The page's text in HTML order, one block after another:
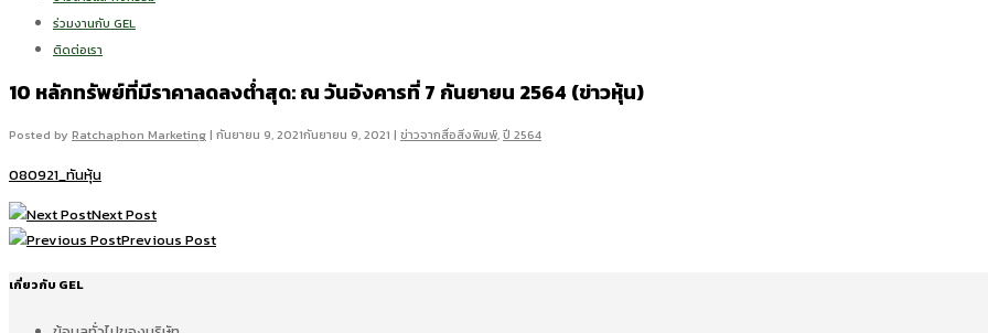
ร่วมงานกับ GEL
ติดต่อเรา
10 หลักทรัพย์ที่มีราคาลดลงต่ำสุด: ณ วันอังคารที่ 7 กันยายน 2564 (ข่าวหุ้น)
Posted by Ratchaphon Marketing| กันยายน 9, 2021กันยายน 9, 2021 | ข่าวจากสื่อสิ่งพิมพ์,ปี 2564
080921_ทันหุ้น
Next Post
Previous Post
เกี่ยวกับ GEL